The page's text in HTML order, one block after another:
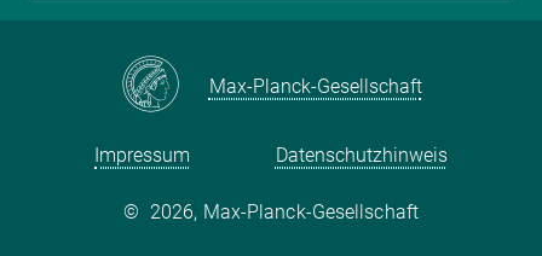
Max-Planck-Gesellschaft
Impressum Datenschutzhinweis
© 2026, Max-Planck-Gesellschaft